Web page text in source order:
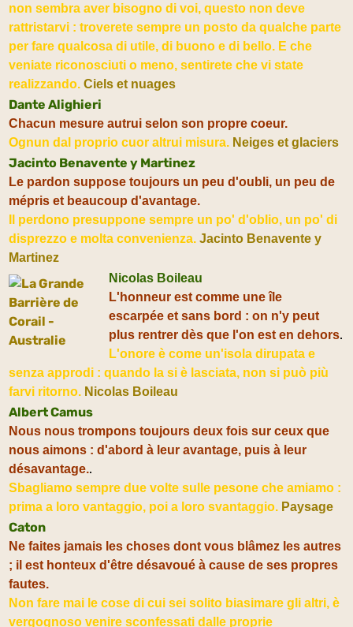
non sembra aver bisogno di voi, questo non deve
rattristarvi : troverete sempre un posto da qualche parte
per fare qualcosa di utile, di buono e di bello. E che
veniate riconosciuti o meno, sentirete che vi state
realizzando. Ciels et nuages
Dante Alighieri
Chacun mesure autrui selon son propre coeur.
Ognun dal proprio cuor altrui misura. Neiges et glaciers
Jacinto Benavente y Martinez
Le pardon suppose toujours un peu d'oubli, un peu de
mépris et beaucoup d'avantage.
Il perdono presuppone sempre un po' d'oblio, un po' di
disprezzo e molta convenienza. Jacinto Benavente y
Martinez
Nicolas Boileau
L'honneur est comme une île
escarpée et sans bord : on n'y peut
plus rentrer dès que l'on est en dehors.
L'onore è come un'isola dirupata e
senza approdi : quando la si è lasciata, non si può più
farvi ritorno. Nicolas Boileau
Albert Camus
Nous nous trompons toujours deux fois sur ceux que
nous aimons : d'abord à leur avantage, puis à leur
désavantage..
Sbagliamo sempre due volte sulle pesone che amiamo :
prima a loro vantaggio, poi a loro svantaggio. Paysage
Caton
Ne faites jamais les choses dont vous blâmez les autres
; il est honteux d'être désavoué à cause de ses propres
fautes.
Non fare mai le cose di cui sei solito biasimare gli altri, è
vergognoso venire sconfessati dalle proprie